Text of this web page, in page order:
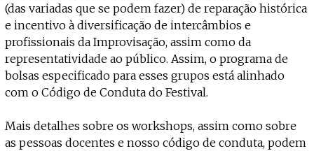
(das variadas que se podem fazer) de reparação histórica
e incentivo à diversificação de intercâmbios e
profissionais da Improvisação, assim como da
representatividade ao público. Assim, o programa de
bolsas especificado para esses grupos está alinhado
com o Código de Conduta do Festival.
Mais detalhes sobre os workshops, assim como sobre
as pessoas docentes e nosso código de conduta, podem